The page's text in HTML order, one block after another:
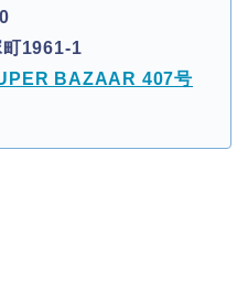
町1961-1
BAZAAR 407号